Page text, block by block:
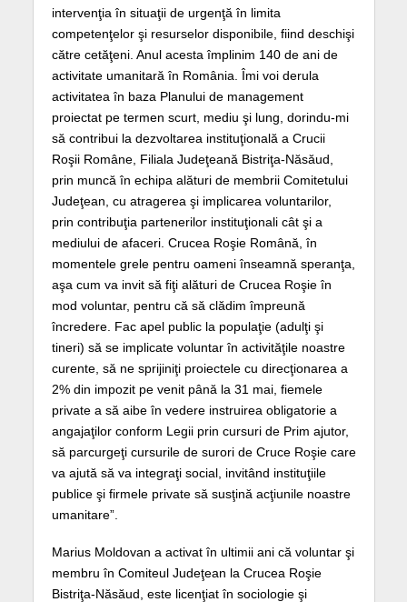
intervenţia în situaţii de urgenţă în limita
competenţelor şi resurselor disponibile, fiind deschişi
către cetăţeni. Anul acesta împlinim 140 de ani de
activitate umanitară în România. Îmi voi derula
activitatea în baza Planului de management
proiectat pe termen scurt, mediu şi lung, dorindu-mi
să contribui la dezvoltarea instituţională a Crucii
Roşii Române, Filiala Judeţeană Bistriţa-Năsăud,
prin muncă în echipa alături de membrii Comitetului
Judeţean, cu atragerea şi implicarea voluntarilor,
prin contribuţia partenerilor instituţionali cât şi a
mediului de afaceri. Crucea Roşie Română, în
momentele grele pentru oameni înseamnă speranţa,
aşa cum va invit să fiţi alături de Crucea Roşie în
mod voluntar, pentru că să clădim împreună
încredere. Fac apel public la populaţie (adulţi şi
tineri) să se implicate voluntar în activităţile noastre
curente, să ne sprijiniţi proiectele cu direcţionarea a
2% din impozit pe venit până la 31 mai, fiemele
private a să aibe în vedere instruirea obligatorie a
angajaţilor conform Legii prin cursuri de Prim ajutor,
să parcurgeţi cursurile de surori de Cruce Roşie care
va ajută să va integraţi social, invitând instituţiile
publice şi firmele private să susţină acţiunile noastre
umanitare”.
Marius Moldovan a activat în ultimii ani că voluntar şi
membru în Comiteul Judeţean la Crucea Roşie
Bistriţa-Năsăud, este licenţiat în sociologie şi